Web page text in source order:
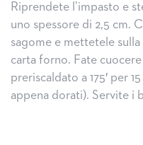
Riprendete l’impasto e
uno spessore di 2,5 cm.
sagome e mettetele
carta forno. Fate
preriscaldato a 175′ per
appena dorati). Servite i